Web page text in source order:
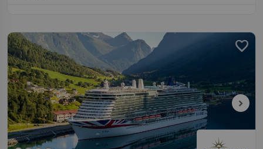
favorite
chevron_right